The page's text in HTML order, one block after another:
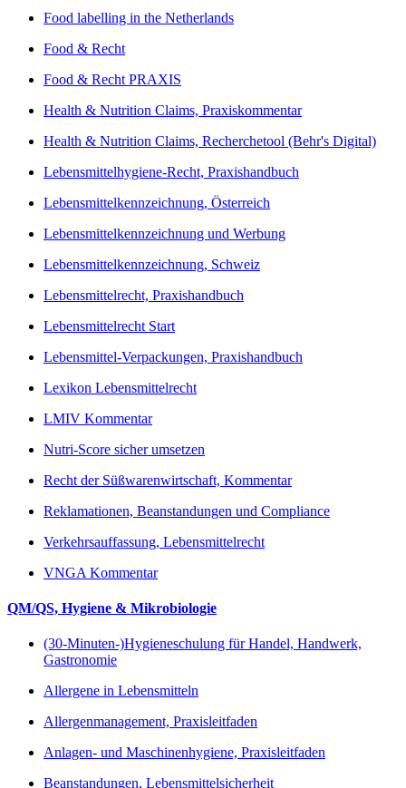
Food labelling in the Netherlands
Food & Recht
Food & Recht PRAXIS
Health & Nutrition Claims, Praxiskommentar
Health & Nutrition Claims, Recherchetool (Behr's Digital)
Lebensmittelhygiene-Recht, Praxishandbuch
Lebensmittelkennzeichnung, Österreich
Lebensmittelkennzeichnung und Werbung
Lebensmittelkennzeichnung, Schweiz
Lebensmittelrecht, Praxishandbuch
Lebensmittelrecht Start
Lebensmittel-Verpackungen, Praxishandbuch
Lexikon Lebensmittelrecht
LMIV Kommentar
Nutri-Score sicher umsetzen
Recht der Süßwarenwirtschaft, Kommentar
Reklamationen, Beanstandungen und Compliance
Verkehrsauffassung, Lebensmittelrecht
VNGA Kommentar
QM/QS, Hygiene & Mikrobiologie
(30-Minuten-)Hygieneschulung für Handel, Handwerk,
Gastronomie
Allergene in Lebensmitteln
Allergenmanagement, Praxisleitfaden
Anlagen- und Maschinenhygiene, Praxisleitfaden
Beanstandungen, Lebensmittelsicherheit